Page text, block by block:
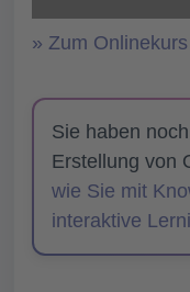
» Zum
Sie haben
Erstellung von
wie Sie mit
interaktive